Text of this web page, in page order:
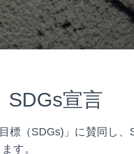
宣言
標（SDGs)」に賛同し、
す。